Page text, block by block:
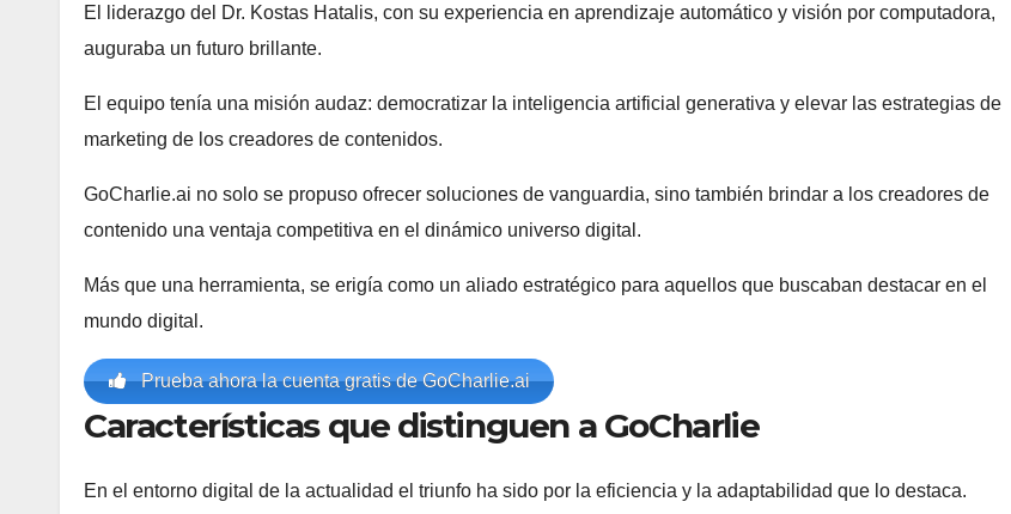
El liderazgo del Dr. Kostas Hatalis, con su experiencia en aprendizaje automático y visión por computadora,
auguraba un futuro brillante.
El equipo tenía una misión audaz: democratizar la inteligencia artificial generativa y elevar las estrategias de
marketing de los creadores de contenidos.
GoCharlie.ai no solo se propuso ofrecer soluciones de vanguardia, sino también brindar a los creadores de
contenido una ventaja competitiva en el dinámico universo digital.
Más que una herramienta, se erigía como un aliado estratégico para aquellos que buscaban destacar en el
mundo digital.
Prueba ahora la cuenta gratis de GoCharlie.ai
Características que distinguen a GoCharlie
En el entorno digital de la actualidad el triunfo ha sido por la eficiencia y la adaptabilidad que lo destaca.